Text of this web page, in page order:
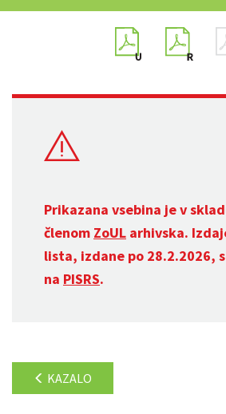
Prikazana vsebina je v
členom ZoUL arhivska.
lista, izdane po 28.2.2026,
na PISRS.
KAZALO